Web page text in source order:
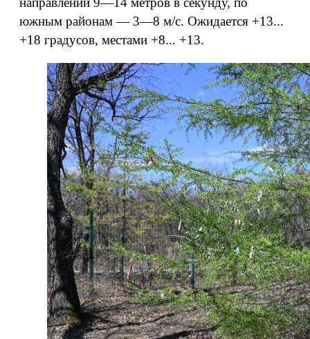
южным районам — 3—8 м/с. Ожидается +13...
+18 градусов, местами +8... +13.